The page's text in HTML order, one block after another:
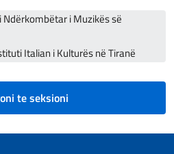
Ndërkombëtar i Muzikës së
Italian i Kulturës në Tiranë
te seksioni